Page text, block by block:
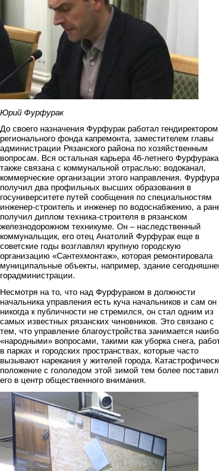
Юрий Фурфурак
До своего назначения Фурфурак работал гендиректором
регионального фонда капремонта, заместителем главы
администрации Рязанского района по хозяйственным
вопросам. Вся остальная карьера 46-летнего Фурфурака
также связана с коммунальной отраслью: водоканал,
коммерческие организации этого направления.
получил два профильных высших образования в
госуниверситете путей сообщения по специальностям
инженер-строитель и инженер по водоснабжению, а
получил диплом техника-строителя в рязанском
железнодорожном техникуме. Он – наследственный
коммунальщик, его отец Анатолий Фурфурак еще в
советские годы возглавлял крупную городскую
организацию «Сантехмонтаж», которая ремонтировала
муниципальные объекты, например, здание
горадминистрации.
Несмотря на то, что над Фурфураком в должности
начальника управления есть куча начальников и сам он
никогда к публичности не стремился, он стал одним из
самых известных рязанских чиновников. Это связано с
тем, что управление благоустройства занимается
«народными» вопросами, такими как уборка снега,
в парках и городских пространствах, которые часто
вызывают нарекания у жителей города.
положение с гололедом этой зимой тем более
его в центр общественного внимания.
arcybashev.jpg